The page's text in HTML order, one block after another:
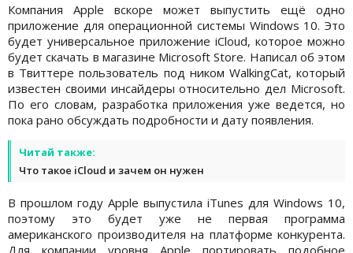
Компания Apple вскоре может выпустить ещё одно
приложение для операционной системы Windows 10. Это
будет универсальное приложение iCloud, которое можно
будет скачать в магазине Microsoft Store. Написал об этом
в Твиттере пользователь под ником WalkingCat, который
известен своими инсайдеры относительно дел Microsoft.
По его словам, разработка приложения уже ведется, но
пока рано обсуждать подробности и дату появления.
Читай также:
Что такое iCloud и зачем он нужен
В прошлом году Apple выпустила iTunes для Windows 10,
поэтому это будет уже не первая программа
американского производителя на платформе конкурента.
Для компании уровня Apple портировать подобное